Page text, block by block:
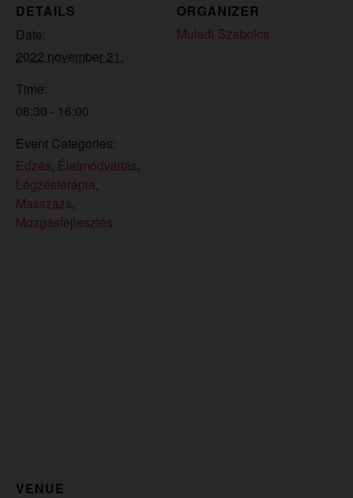
DETAILS
Date:
2022 november 21.
Time:
08:30 - 16:00
Event Categories:
Edzés, Életmódváltás,
Légzésterápia,
Masszázs,
Mozgásfejlesztés
ORGANIZER
Muladi Szabolcs
VENUE